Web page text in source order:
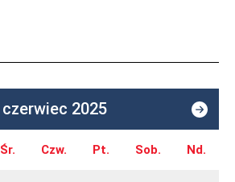
czerwiec 2025
Śr. Czw. Pt. Sob. Nd.